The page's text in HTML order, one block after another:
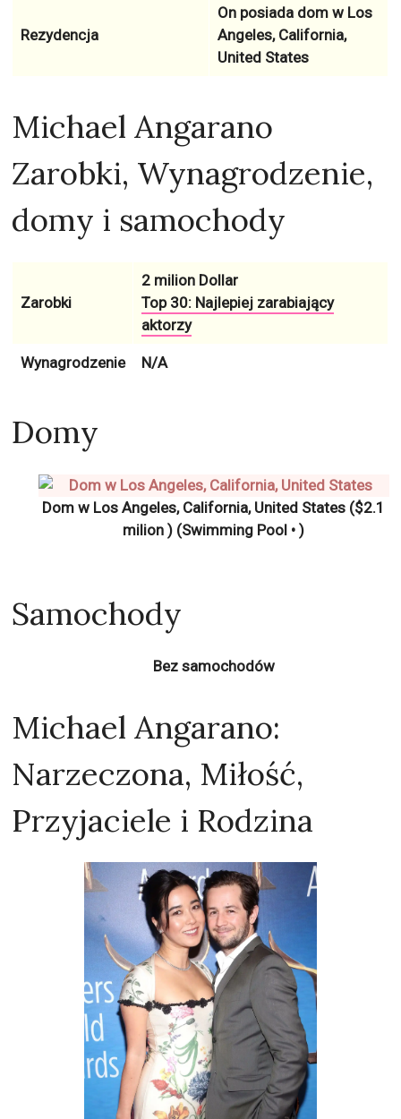
Rezydencja
On posiada dom w Los
Angeles, California,
United States
Michael Angarano
Zarobki, Wynagrodzenie,
domy i samochody
Zarobki
2 milion Dollar
Top 30: Najlepiej zarabiający
aktorzy
Wynagrodzenie N/A
Domy
Dom w Los Angeles, California, United States ($2.1
milion ) (Swimming Pool • )
Samochody
Bez samochodów
Michael Angarano:
Narzeczona, Miłość,
Przyjaciele i Rodzina